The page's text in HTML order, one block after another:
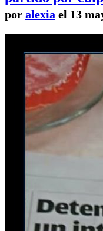
por alexia el 13